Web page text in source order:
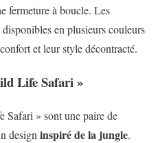
fermeture à boucle. Les
en plusieurs couleurs
et leur style décontracté.
Life Safari »
Safari » sont une paire de
design inspiré de la jungle.